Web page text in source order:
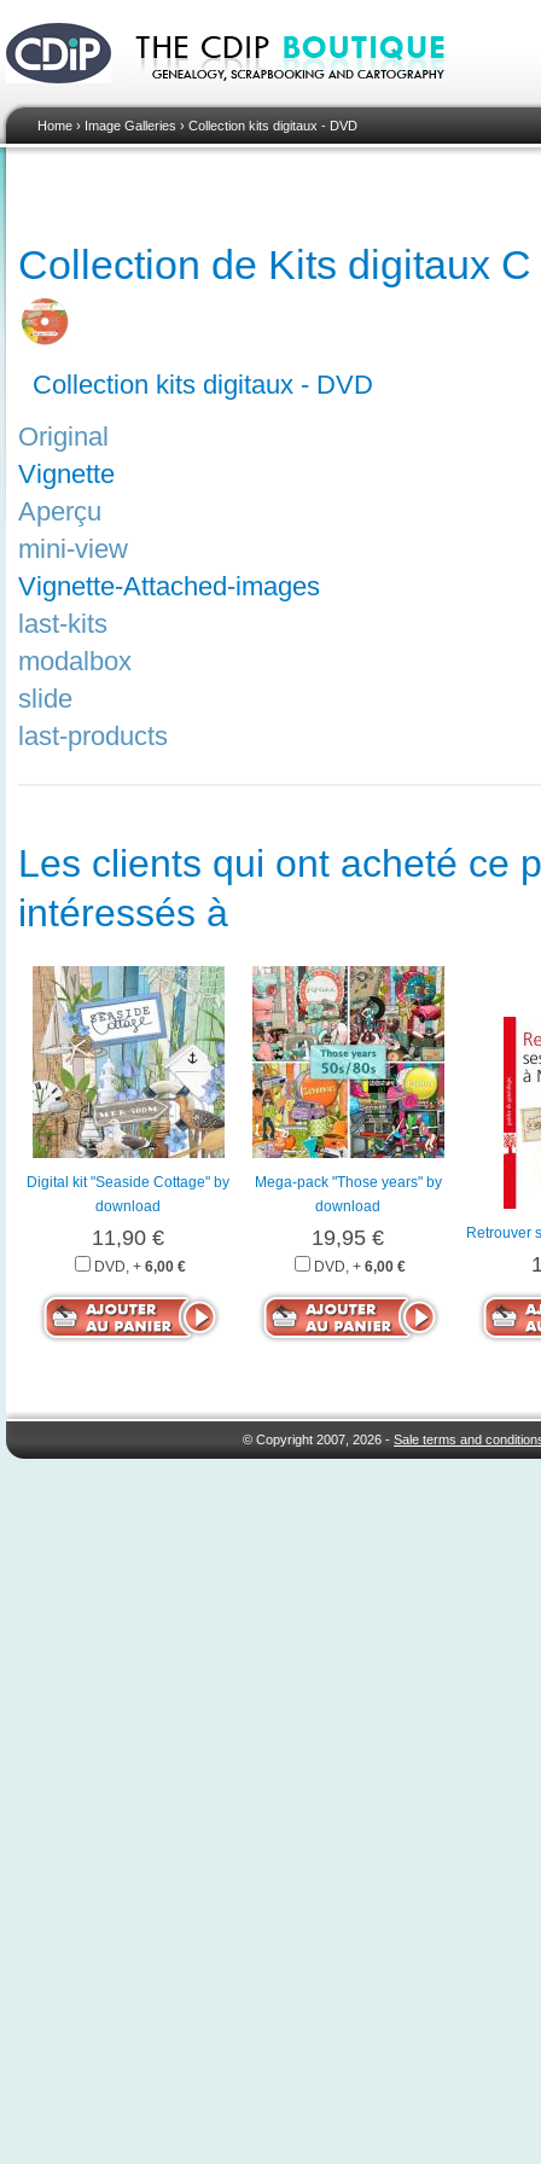
Home › Image Galleries › Collection kits digitaux - DVD
Collection de Kits digitaux
Collection kits digitaux - DVD
Original
Vignette
Aperçu
mini-view
Vignette-Attached-images
last-kits
modalbox
slide
last-products
Les clients qui ont acheté ce
intéressés à
Digital kit "Seaside Cottage" by
download
11,90 €
DVD, + 6,00 €
Mega-pack "Those years" by
download
19,95 €
DVD, + 6,00 €
Retrouver
© Copyright 2007, 2026 -Sale terms and